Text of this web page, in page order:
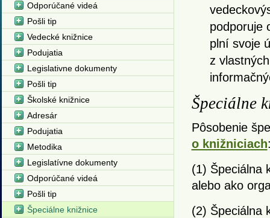
podporuje
plní svoje
z
Špeciálne
Pôsobenie
o knižniciach
(1) Špeciálna
alebo ako
(2) Špeciálna
Odporúčané videá
Pošli tip
Vedecké knižnice
Podujatia
Legislativne dokumenty
Pošli tip
Školské knižnice
Adresár
Podujatia
Metodika
Legislatívne dokumenty
Odporúčané videá
Pošli tip
Špeciálne knižnice